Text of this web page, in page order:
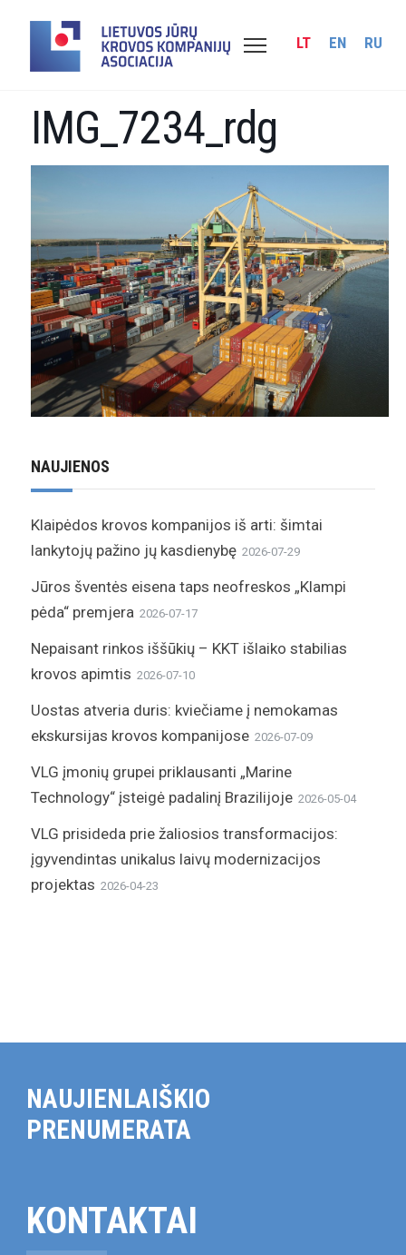
LT EN RU
IMG_7234_rdg
NAUJIENOS
Klaipėdos krovos kompanijos iš arti: šimtai
lankytojų pažino jų kasdienybę 2026-07-29
Jūros šventės eisena taps neofreskos „Klampi
pėda“ premjera 2026-07-17
Nepaisant rinkos iššūkių – KKT išlaiko stabilias
krovos apimtis 2026-07-10
Uostas atveria duris: kviečiame į nemokamas
ekskursijas krovos kompanijose 2026-07-09
VLG įmonių grupei priklausanti „Marine
Technology“ įsteigė padalinį Brazilijoje 2026-05-04
VLG prisideda prie žaliosios transformacijos:
įgyvendintas unikalus laivų modernizacijos
projektas 2026-04-23
NAUJIENLAIŠKIO
PRENUMERATA
KONTAKTAI